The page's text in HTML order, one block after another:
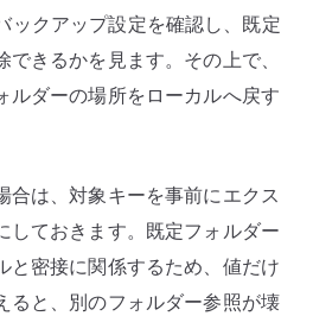
ックアップ設定を確認し、既定
きるかを見ます。その上で、
ルダーの場所をローカルへ戻す
合は、対象キーを事前にエクス
しておきます。既定フォルダー
と密接に関係するため、値だけ
ると、別のフォルダー参照が壊